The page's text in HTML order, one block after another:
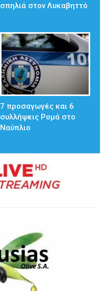
σπηλιά στον Λυκαβηττό
7 προσαγωγές και 6
συλλήψεις Ρομά στο
Ναύπλιο